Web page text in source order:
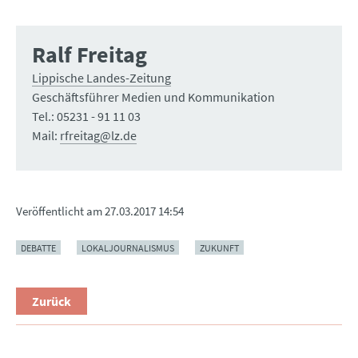
Ralf Freitag
Lippische Landes-Zeitung
Geschäftsführer Medien und Kommunikation
Tel.: 05231 - 91 11 03
Mail: rfreitag@lz.de
Veröffentlicht am27.03.2017 14:54
DEBATTE LOKALJOURNALISMUS ZUKUNFT
Zurück